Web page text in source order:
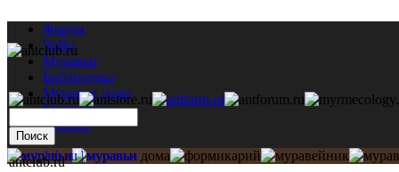
Форум
ЧаВо
Муравьи
Библиотека
Муравьи дома
Мастерская
Каталог
antclub.ru